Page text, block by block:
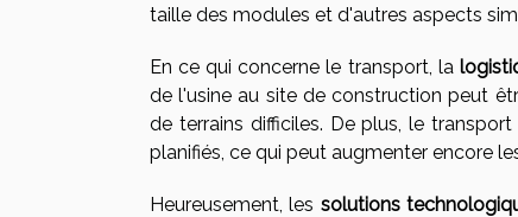
taille des modules et d'autres aspects
En ce qui concerne le transport, la
de l'usine au site de construction peut
de terrains difficiles. De plus, le
planifiés, ce qui peut augmenter encore
Heureusement, les solutions